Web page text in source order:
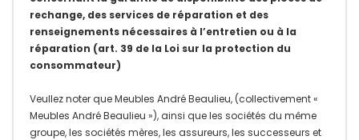
rechange, des services de réparation et des
renseignements nécessaires à l’entretien ou à la
réparation (art. 39 de la Loi sur la protection du
consommateur)
Veullez noter que Meubles André Beaulieu, (collectivement «
Meubles André Beaulieu »), ainsi que les sociétés du même
groupe, les sociétés mères, les assureurs, les successeurs et